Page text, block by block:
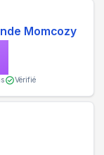
Momcozy
Vérifié